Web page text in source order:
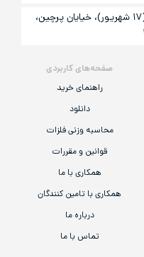
صفحه‌های کاربردی
راهنمای خرید
دانلود
محاسبه وزنی فلزات
قوانین و مقررات
همکاری با ما
همکاری با تامین کنندگان
درباره ما
تماس با ما
تهران، شادآباد، خیابان شهید طارمی (۱۷ شهریور)، خیایان پرچین،